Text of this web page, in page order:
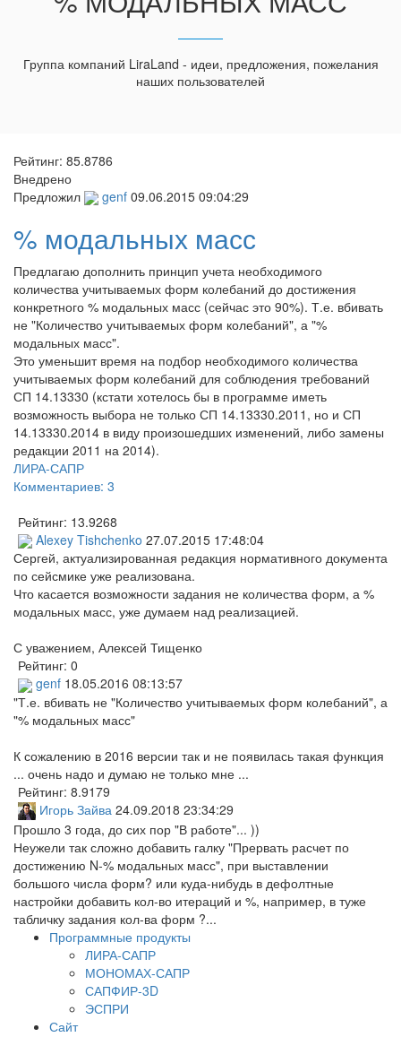
Группа компаний LiraLand - идеи, предложения, пожелания
наших пользователей
Рейтинг: 85.8786
Внедрено
Предложил
genf 09.06.2015 09:04:29
% модальных масс
Предлагаю дополнить принцип учета необходимого
количества учитываемых форм колебаний до достижения
конкретного % модальных масс (сейчас это 90%). Т.е. вбивать
не "Количество учитываемых форм колебаний", а "%
модальных масс".
Это уменьшит время на подбор необходимого количества
учитываемых форм колебаний для соблюдения требований
СП 14.13330 (кстати хотелось бы в программе иметь
возможность выбора не только СП 14.13330.2011, но и СП
14.13330.2014 в виду произошедших изменений, либо замены
редакции 2011 на 2014).
ЛИРА-САПР
Комментариев: 3
Рейтинг: 13.9268
Alexey Tishchenko 27.07.2015 17:48:04
Сергей, актуализированная редакция нормативного документа
по сейсмике уже реализована.
Что касается возможности задания не количества форм, а %
модальных масс, уже думаем над реализацией.
С уважением, Алексей Тищенко
Рейтинг: 0
genf 18.05.2016 08:13:57
"Т.е. вбивать не "Количество учитываемых форм колебаний", а
"% модальных масс"
К сожалению в 2016 версии так и не появилась такая функция
... очень надо и думаю не только мне ...
Рейтинг: 8.9179
Игорь Зайва 24.09.2018 23:34:29
Прошло 3 года, до сих пор "В работе"... ))
Неужели так сложно добавить галку "Прервать расчет по
достижению N-% модальных масс", при выставлении
большого числа форм? или куда-нибудь в дефолтные
настройки добавить кол-во итераций и %, например, в туже
табличку задания кол-ва форм ?...
Программные продукты
ЛИРА-САПР
МОНОМАХ-САПР
САПФИР-3D
ЭСПРИ
Сайт